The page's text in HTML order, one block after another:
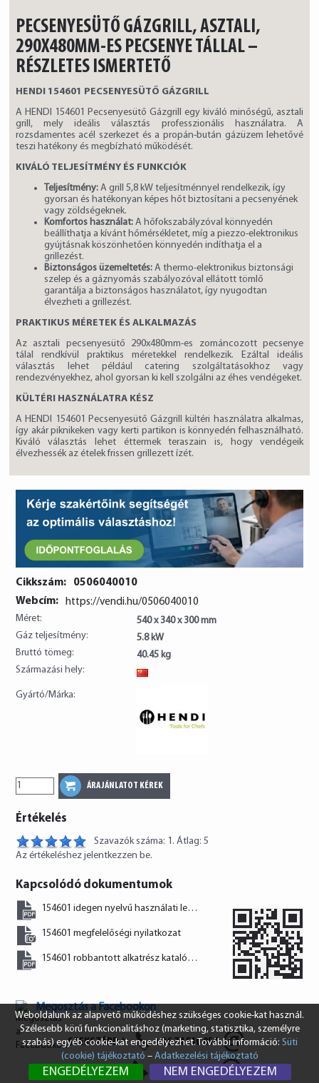
SZEKSZÁRD +36 74 510 054
info@vendi.hu
BUDAPEST +36 1 431 8687
PECSENYESÜTŐ GÁZGRILL, ASZTALI,
290X480MM-ES PECSENYE TÁLLAL –
RÉSZLETES ISMERTETŐ
HENDI 154601 PECSENYESÜTŐ GÁZGRILL
A HENDI 154601 Pecsenyesütő Gázgrill egy kiváló minőségű, asztali
grill, mely ideális választás professzionális használatra. A
rozsdamentes acél szerkezet és a propán-bután gázüzem lehetővé
teszi hatékony és megbízható működését.
KIVÁLÓ TELJESÍTMÉNY ÉS FUNKCIÓK
Teljesítmény:A grill 5,8 kW teljesítménnyel rendelkezik, így
gyorsan és hatékonyan képes hőt biztosítani a pecsenyének
vagy zöldségeknek.
Komfortos használat:A hőfokszabályzóval könnyedén
beállíthatja a kívánt hőmérsékletet, míg a piezzo-elektronikus
gyújtásnak köszönhetően könnyedén indíthatja el a
grillezést.
Biztonságos üzemeltetés:A thermo-elektronikus biztonsági
szelep és a gáznyomás szabályozóval ellátott tömlő
garantálja a biztonságos használatot, így nyugodtan
élvezheti a grillezést.
PRAKTIKUS MÉRETEK ÉS ALKALMAZÁS
Az asztali pecsenyesütő 290x480mm-es zománcozott pecsenye
tálal rendkívül praktikus méretekkel rendelkezik. Ezáltal ideális
választás lehet például catering szolgáltatásokhoz vagy
rendezvényekhez, ahol gyorsan ki kell szolgálni az éhes vendégeket.
KÜLTÉRI HASZNÁLATRA KÉSZ
A HENDI 154601 Pecsenyesütő Gázgrill kültéri használatra alkalmas,
így akár piknikeken vagy kerti partikon is könnyedén felhasználható.
Kiváló választás lehet éttermek teraszain is, hogy vendégeik
élvezhessék az ételek frissen grillezett ízét.
Cikkszám:
0506040010
Webcím:
https://vendi.hu/0506040010
Méret:
540 x 340 x 300 mm
Gáz teljesítmény:
5.8 kW
Bruttó tömeg:
40.45 kg
Származási hely:
Gyártó/Márka:
Értékelés
Szavazók száma: 1. Átlag: 5
Az értékeléshez jelentkezzen be.
Kapcsolódó dokumentumok
154601 idegen nyelvű használati leírás
154601 megfelelőségi nyilatkozat
154601 robbantott alkatrész katalógus
Megosztás a Facebookon
Weboldalunk az alapvető működéshez szükséges cookie-kat használ.
Szélesebb körű funkcionalitáshoz (marketing, statisztika, személyre
szabás) egyéb cookie-kat engedélyezhet. További információ: Süti
(cookie) tájékoztató – Adatkezelési tájékoztató
ENGEDÉLYEZEM NEM ENGEDÉLYEZEM